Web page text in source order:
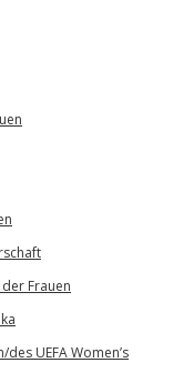
Frauen
UEFA Women’s